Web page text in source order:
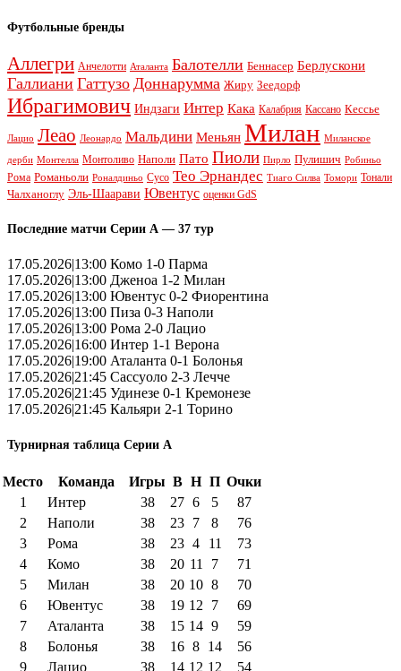
Футбольные бренды
Аллегри Анчелотти Аталанта Балотелли Беннасер Берлускони
Галлиани Гаттузо Доннарумма Жиру Зеедорф
Ибрагимович Индзаги Интер Кака Калабрия Кассано Кессье
Лацио Леао Леонардо Мальдини Меньян Милан Миланское
дерби Монтелла Монтоливо Наполи Пато Пиоли Пирло Пулишич Робиньо
Рома Романьоли Роналдиньо Сусо Тео Эрнандес Тиаго Силва Томори Тонали
Чалханоглу Эль-Шаарави Ювентус оценки GdS
Последние матчи Серии А — 37 тур
17.05.2026|13:00 Комо 1-0 Парма
17.05.2026|13:00 Дженоа 1-2 Милан
17.05.2026|13:00 Ювентус 0-2 Фиорентина
17.05.2026|13:00 Пиза 0-3 Наполи
17.05.2026|13:00 Рома 2-0 Лацио
17.05.2026|16:00 Интер 1-1 Верона
17.05.2026|19:00 Аталанта 0-1 Болонья
17.05.2026|21:45 Сассуоло 2-3 Лечче
17.05.2026|21:45 Удинезе 0-1 Кремонезе
17.05.2026|21:45 Кальяри 2-1 Торино
Турнирная таблица Серии А
Место Команда Игры В Н П Очки
1
Интер 38 27 6 5
87
2
Наполи 38 23 7 8
76
3
Рома 38 23 4 11
73
4
Комо 38 20 11 7
71
5
Милан 38 20 10 8
70
6
Ювентус 38 19 12 7
69
7
Аталанта 38 15 14 9
59
8
Болонья 38 16 8 14
56
9
Лацио 38 14 12 12
54